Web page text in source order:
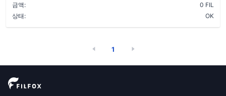
금액:
0 FIL
상태:
OK
1